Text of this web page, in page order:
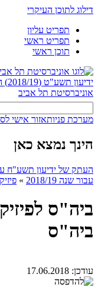
דילוג לתוכן העיקרי
תפריט עליון
תפריט ראשי
תוכן ראשי
ידיעון תשע"ט (2018/19)
אוניברסיטת תל אביב
מערכת פניותאזור אישי
הינך נמצא כאן
העתק של ידיעון תשע"ח עבור
עבור שנה 2018/19
»
ביה"ס
ביה"ס
עודכן: 17.06.2018